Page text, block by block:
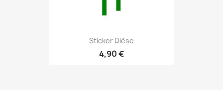
Sticker Dièse
4,90 €